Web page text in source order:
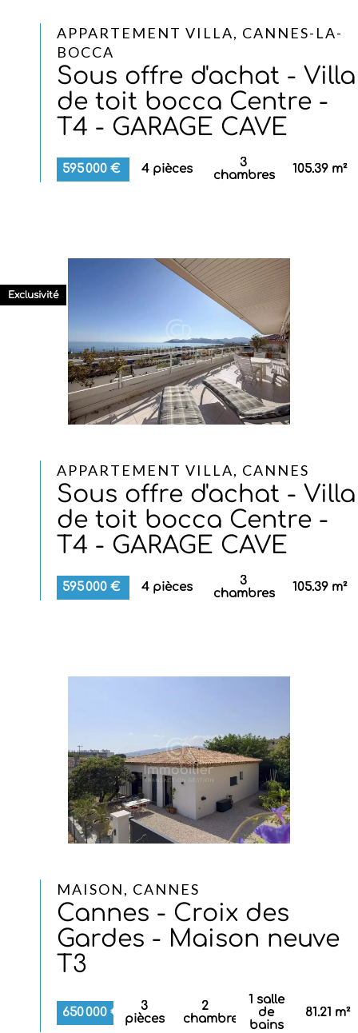
APPARTEMENT VILLA, CANNES-LA-
BOCCA
Sous offre d'achat - Villa
de toit bocca Centre -
T4 - GARAGE CAVE
595 000 € 4 pièces
3
chambres
105.39 m²
APPARTEMENT VILLA, CANNES
Sous offre d'achat - Villa
de toit bocca Centre -
T4 - GARAGE CAVE
595 000 € 4 pièces
3
chambres
105.39 m²
Exclusivité
MAISON, CANNES
Cannes - Croix des
Gardes - Maison neuve
T3
650 000 €
3
pièces
2
chambres
1 salle
de
bains
81.21 m²